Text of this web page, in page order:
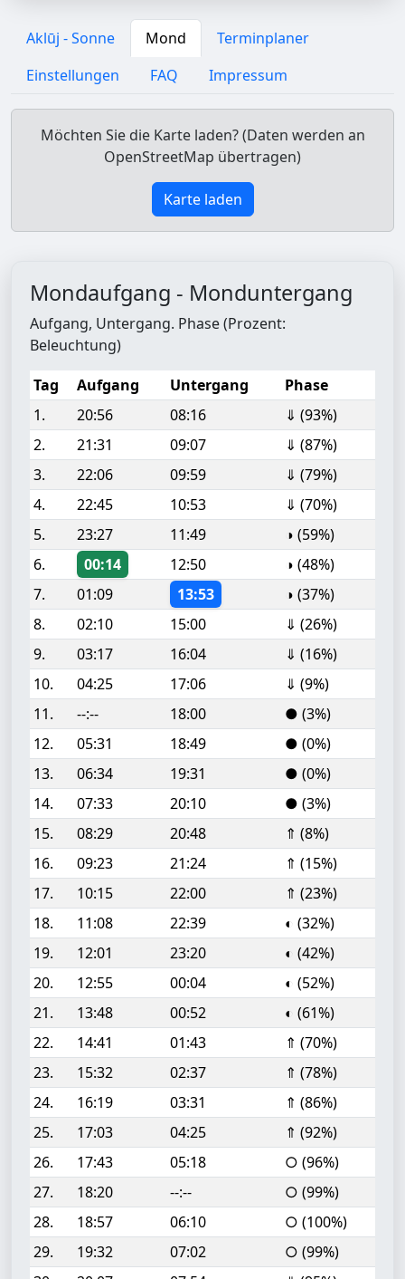
Aklūj - Sonne Mond
Terminplaner
Einstellungen
FAQ Impressum
Möchten Sie die Karte laden? (Daten werden an
OpenStreetMap übertragen)
Karte laden
Mondaufgang - Monduntergang
Aufgang, Untergang. Phase (Prozent:
Beleuchtung)
Tag
Aufgang Untergang
Phase
1.
20:56 08:16
⇓ (93%)
2.
21:31 09:07
⇓ (87%)
3.
22:06 09:59
⇓ (79%)
4.
22:45 10:53
⇓ (70%)
5.
23:27 11:49
◑ (59%)
6.
00:14 12:50
◑ (48%)
7.
01:09 13:53
◑ (37%)
8.
02:10 15:00
⇓ (26%)
9.
03:17 16:04
⇓ (16%)
10.
04:25 17:06
⇓ (9%)
11.
--:-- 18:00
● (3%)
12.
05:31 18:49
● (0%)
13.
06:34 19:31
● (0%)
14.
07:33 20:10
● (3%)
15.
08:29 20:48
⇑ (8%)
16.
09:23 21:24
⇑ (15%)
17.
10:15 22:00
⇑ (23%)
18.
11:08 22:39
◐ (32%)
19.
12:01 23:20
◐ (42%)
20.
12:55 00:04
◐ (52%)
21.
13:48 00:52
◐ (61%)
22.
14:41 01:43
⇑ (70%)
23.
15:32 02:37
⇑ (78%)
24.
16:19 03:31
⇑ (86%)
25.
17:03 04:25
⇑ (92%)
26.
17:43 05:18
○ (96%)
27.
18:20 --:--
○ (99%)
28.
18:57 06:10
○ (100%)
29.
19:32 07:02
○ (99%)